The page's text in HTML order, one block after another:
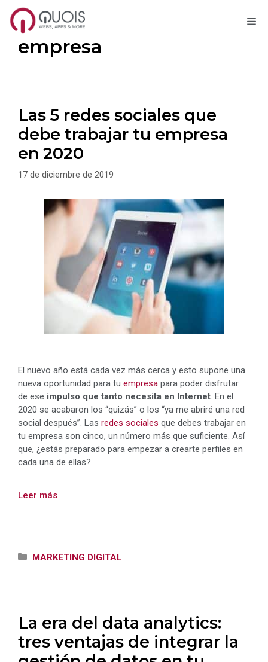
Saltarempresa
Las 5 redes sociales que
debe trabajar tu empresa
en 2020
17 de diciembre de 2019
El nuevo año está cada vez más cerca y esto supone una
nueva oportunidad para tu empresa para poder disfrutar
de ese impulso que tanto necesita en Internet. En el
2020 se acabaron los “quizás” o los “ya me abriré una red
social después”. Las redes sociales que debes trabajar en
tu empresa son cinco, un número más que suficiente. Así
que, ¿estás preparado para empezar a crearte perfiles en
cada una de ellas?
Leer más
Categorías
MARKETING DIGITAL
La era del data analytics:
tres ventajas de integrar la